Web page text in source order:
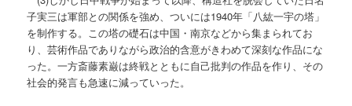
子実三は軍部との関係を強め、ついには1940年「八紘一宇の塔」
を制作する。この塔の礎石は中国・南京などから集まられてお
り、芸術作品でありながら政治的含意がきわめて深刻な作品にな
った。一方斎藤素巌は終戦とともに自己批判の作品を作り、その
社会的発言も急速に減っていった。